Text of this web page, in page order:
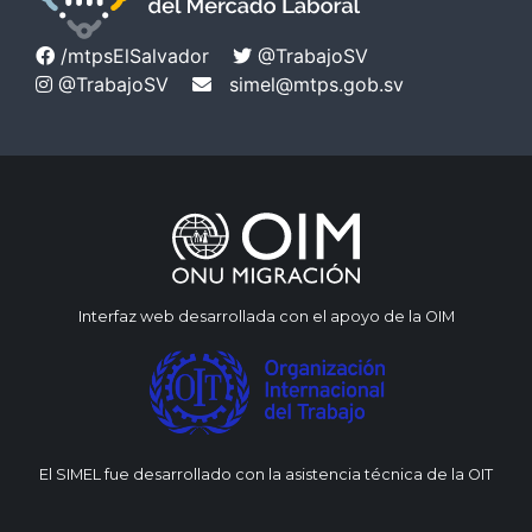
/mtpsElSalvador
@TrabajoSV
@TrabajoSV
simel@mtps.gob.sv
Interfaz web desarrollada con el apoyo de la OIM
El SIMEL fue desarrollado con la asistencia técnica de la OIT